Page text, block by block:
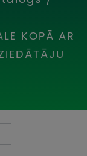
LĪGUMS,
KOPĀ AR